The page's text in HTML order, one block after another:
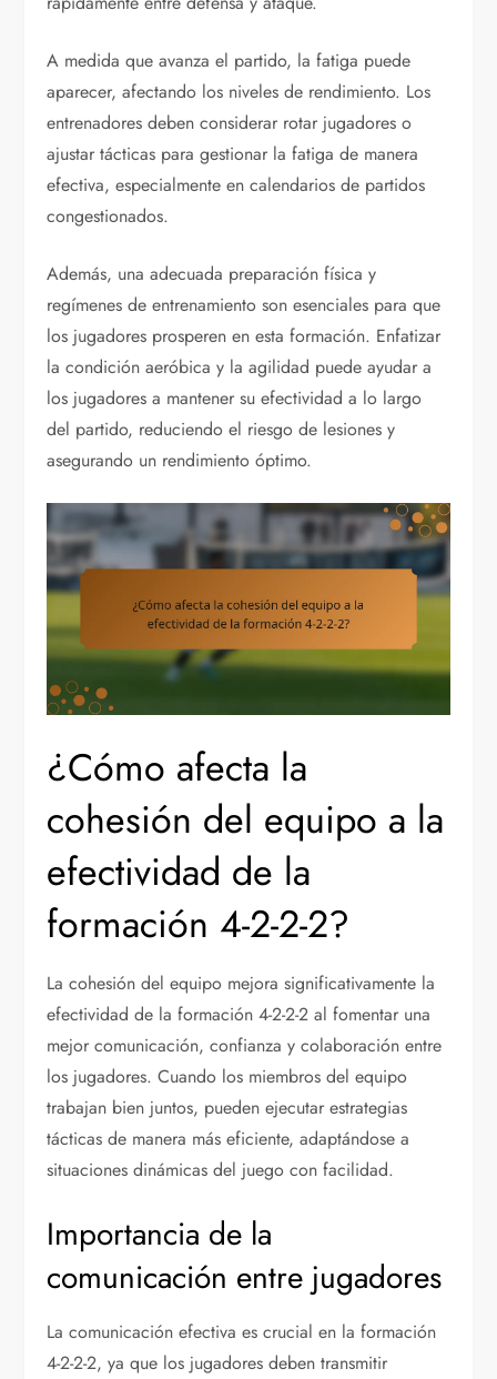
A medida que avanza el partido, la fatiga puede
aparecer, afectando los niveles de rendimiento. Los
entrenadores deben considerar rotar jugadores o
ajustar tácticas para gestionar la fatiga de manera
efectiva, especialmente en calendarios de partidos
congestionados.
Además, una adecuada preparación física y
regímenes de entrenamiento son esenciales para que
los jugadores prosperen en esta formación. Enfatizar
la condición aeróbica y la agilidad puede ayudar a
los jugadores a mantener su efectividad a lo largo
del partido, reduciendo el riesgo de lesiones y
asegurando un rendimiento óptimo.
¿Cómo afecta la
cohesión del equipo a la
efectividad de la
formación 4-2-2-2?
La cohesión del equipo mejora significativamente la
efectividad de la formación 4-2-2-2 al fomentar una
mejor comunicación, confianza y colaboración entre
los jugadores. Cuando los miembros del equipo
trabajan bien juntos, pueden ejecutar estrategias
tácticas de manera más eficiente, adaptándose a
situaciones dinámicas del juego con facilidad.
Importancia de la
comunicación entre jugadores
La comunicación efectiva es crucial en la formación
4-2-2-2, ya que los jugadores deben transmitir